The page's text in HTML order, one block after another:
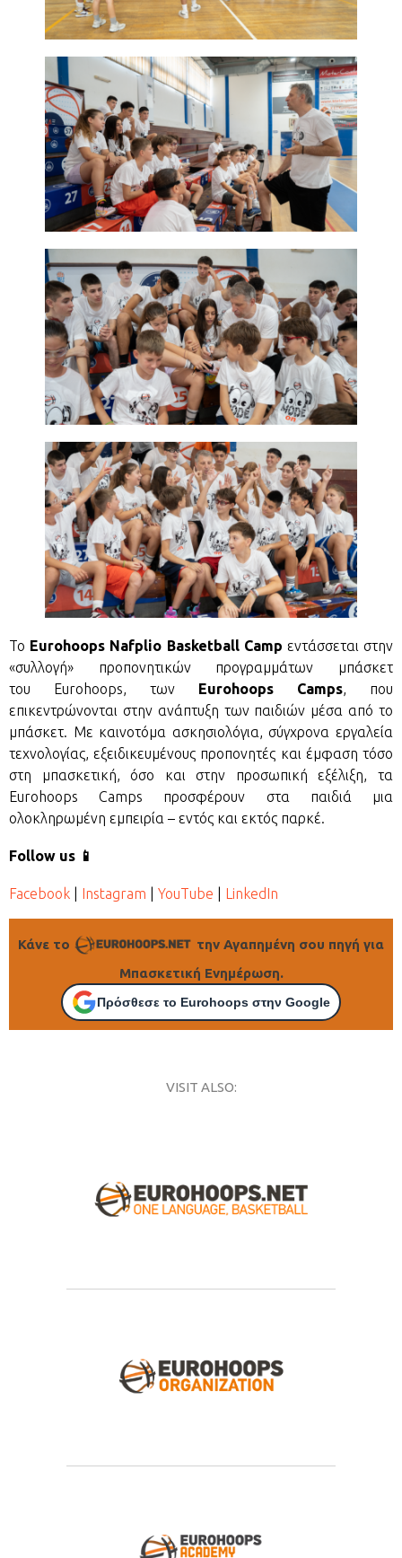
Το Eurohoops Nafplio Basketball Camp εντάσσεται στην
«συλλογή» προπονητικών προγραμμάτων μπάσκετ
του Eurohoops, των Eurohoops Camps, που
επικεντρώνονται στην ανάπτυξη των παιδιών μέσα από το
μπάσκετ. Με καινοτόμα ασκησιολόγια, σύγχρονα εργαλεία
τεχνολογίας, εξειδικευμένους προπονητές και έμφαση τόσο
στη μπασκετική, όσο και στην προσωπική εξέλιξη, τα
Eurohoops Camps προσφέρουν στα παιδιά μια
ολοκληρωμένη εμπειρία – εντός και εκτός παρκέ.
Follow us 📱
Facebook Instagram YouTube LinkedIn
Κάνε το
την Αγαπημένη σου πηγή για
Μπασκετική Ενημέρωση.
Πρόσθεσε το Eurohoops στην Google
VISIT ALSO: